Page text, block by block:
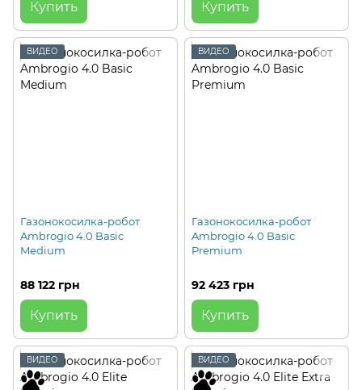
Купить Купить
ВИДЕО
Газонокосилка-робот
Ambrogio 4.0 Basic
Medium
88 122 грн
Купить
ВИДЕО
Газонокосилка-робот
Ambrogio 4.0 Basic
Premium
92 423 грн
Купить
ВИДЕО ВИДЕО